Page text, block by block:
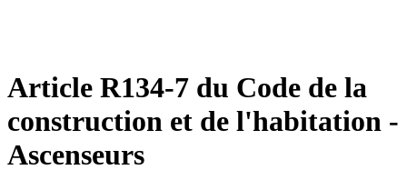
Article R134-7 du Code de la
construction et de l'habitation -
Ascenseurs